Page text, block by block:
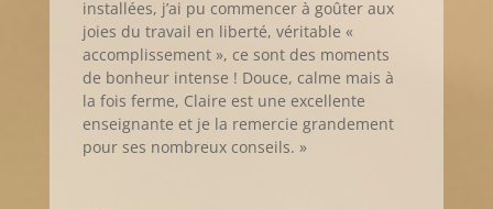
installées, j’ai pu commencer à goûter aux
joies du travail en liberté, véritable «
accomplissement », ce sont des moments
de bonheur intense ! Douce, calme mais à
la fois ferme, Claire est une excellente
enseignante et je la remercie grandement
pour ses nombreux conseils. »